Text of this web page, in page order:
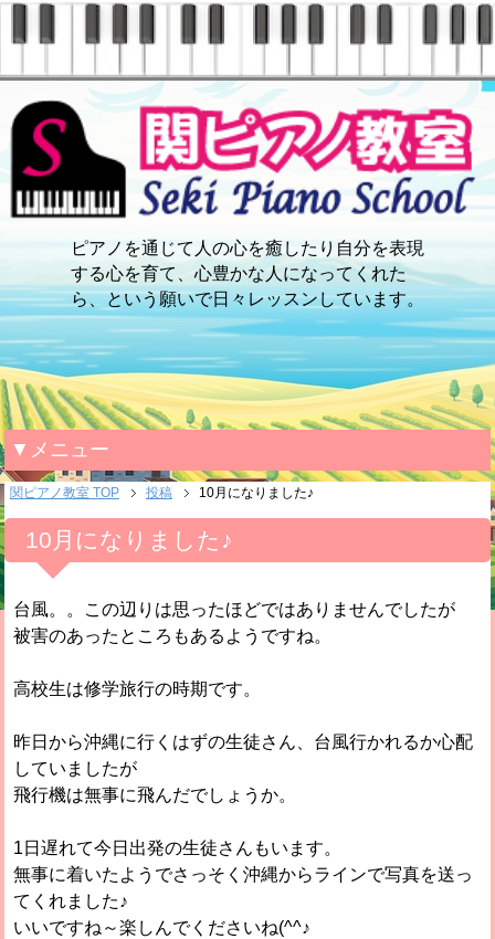
ピアノを通じて人の心を癒したり自分を表現
する心を育て、心豊かな人になってくれた
ら、という願いで日々レッスンしています。
▼メニュー
関ピアノ教室 TOP 投稿 10月になりました♪
10月になりました♪
台風。。この辺りは思ったほどではありませんでしたが
被害のあったところもあるようですね。
高校生は修学旅行の時期です。
昨日から沖縄に行くはずの生徒さん、台風行かれるか心配
していましたが
飛行機は無事に飛んだでしょうか。
1日遅れて今日出発の生徒さんもいます。
無事に着いたようでさっそく沖縄からラインで写真を送っ
てくれました♪
いいですね～楽しんでくださいね(^^♪